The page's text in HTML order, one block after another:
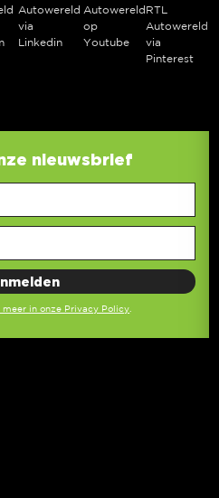
Autowereld
via
Linkedin
Autowereld
op
Youtube
RTL
Autowereld
via
Pinterest
nieuwsbrief
meer in onze Privacy Policy